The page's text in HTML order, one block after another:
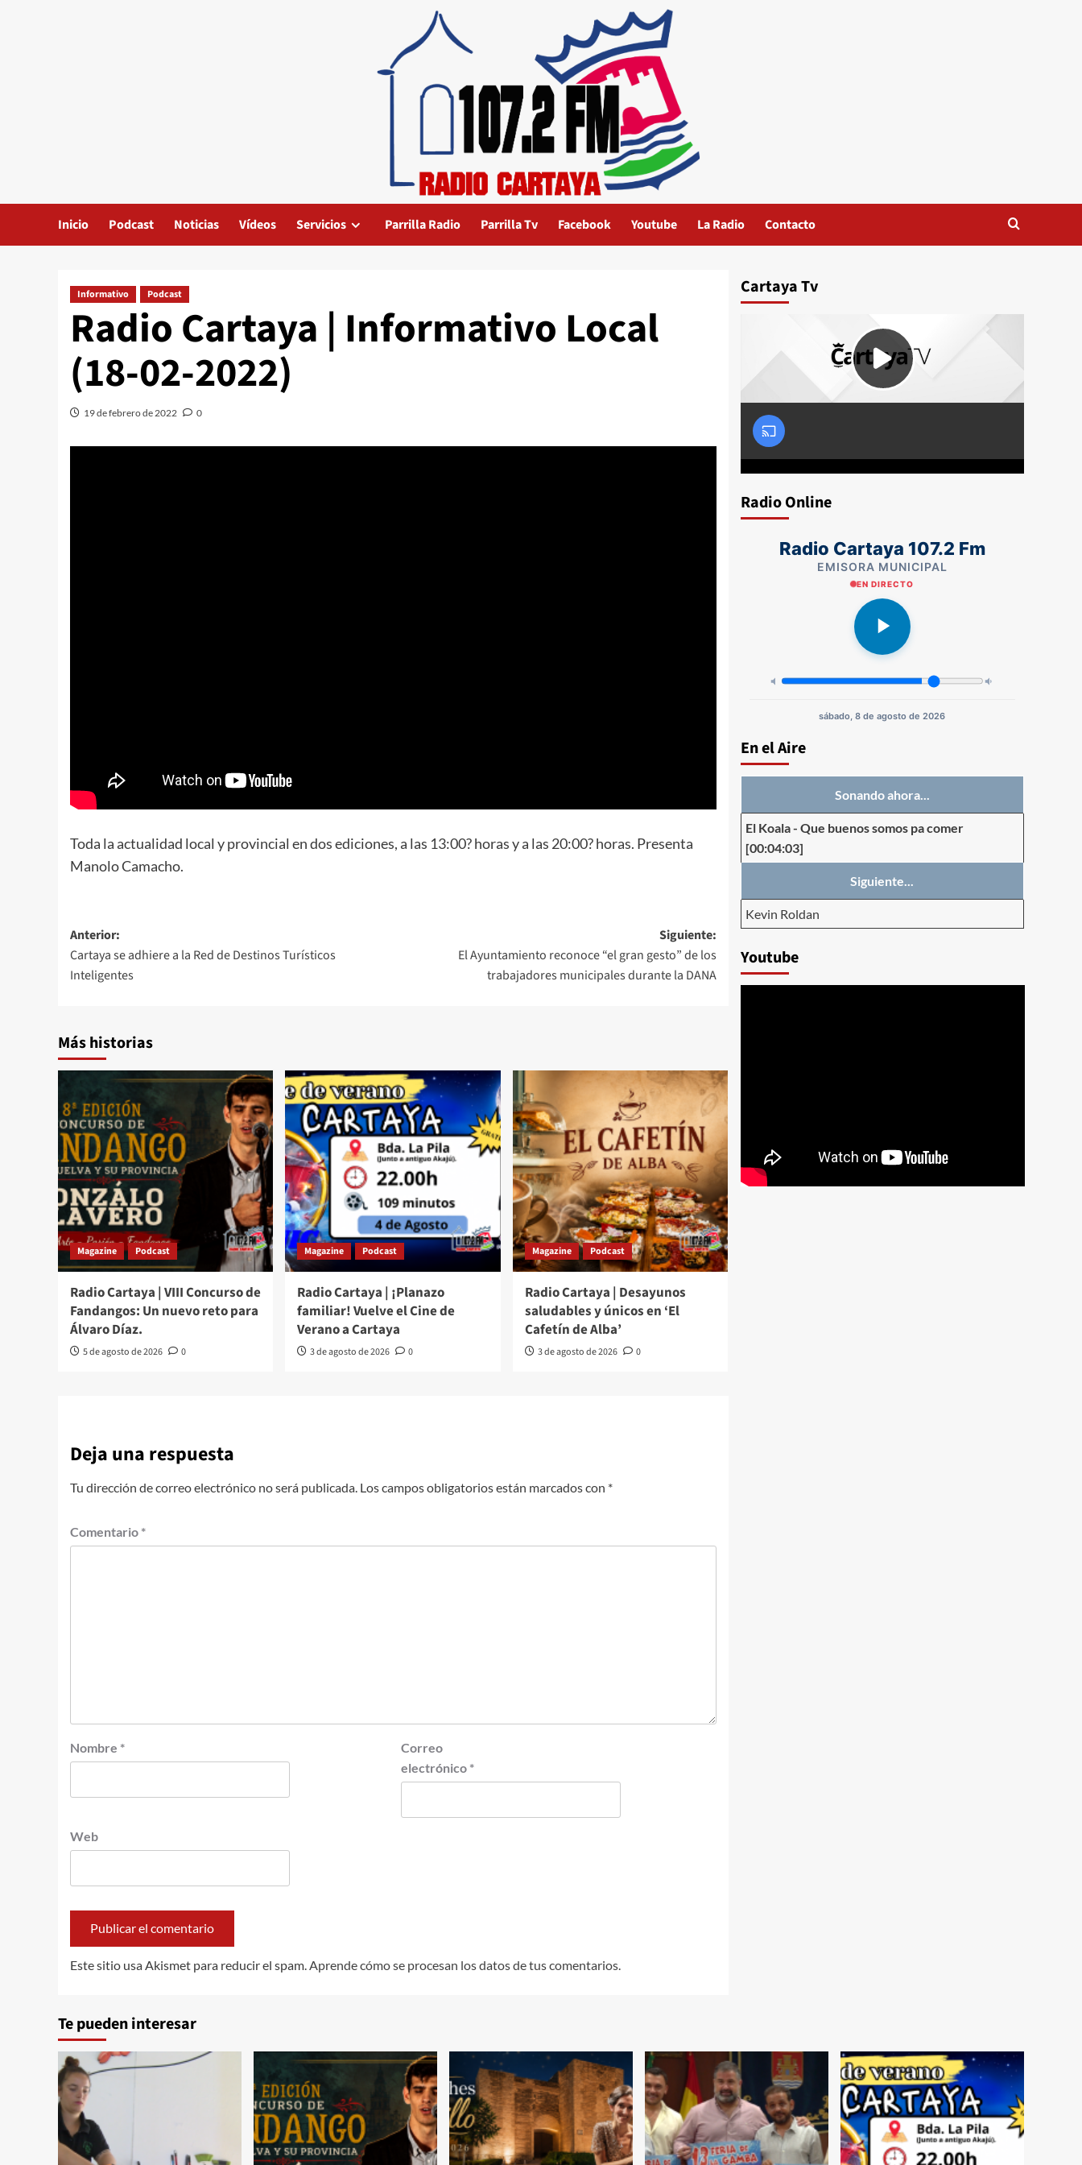
Inicio Podcast Noticias Vídeos Servicios Parrilla Radio Parrilla Tv Facebook Youtube La Radio Contacto
Informativo Podcast
Radio Cartaya | Informativo Local
(18-02-2022)
19 de febrero de 2022 0
Toda la actualidad local y provincial en dos ediciones, a las 13:00? horas y a las 20:00? horas. Presenta
Manolo Camacho.
Anterior:
Cartaya se adhiere a la Red de Destinos Turísticos
Inteligentes
Siguiente:
El Ayuntamiento reconoce “el gran gesto” de los
trabajadores municipales durante la DANA
Más historias
Magazine Podcast
Radio Cartaya | VIII Concurso de
Fandangos: Un nuevo reto para
Álvaro Díaz.
5 de agosto de 2026 0
Magazine Podcast
Radio Cartaya | ¡Planazo
familiar! Vuelve el Cine de
Verano a Cartaya
3 de agosto de 2026 0
Magazine Podcast
Radio Cartaya | Desayunos
saludables y únicos en ‘El
Cafetín de Alba’
3 de agosto de 2026 0
Deja una respuesta
Tu dirección de correo electrónico no será publicada. Los campos obligatorios están marcados con *
Comentario *
Nombre *
Correo
electrónico *
Web
Este sitio usa Akismet para reducir el spam. Aprende cómo se procesan los datos de tus comentarios.
Cartaya Tv
Radio Online
Radio Cartaya 107.2 Fm
EMISORA MUNICIPAL
EN DIRECTO
sábado, 8 de agosto de 2026
En el Aire
Sonando ahora...
El Koala- Que buenos somos pa comer
[00:04:03]
Siguiente...
Kevin Roldan
Youtube
Te pueden interesar